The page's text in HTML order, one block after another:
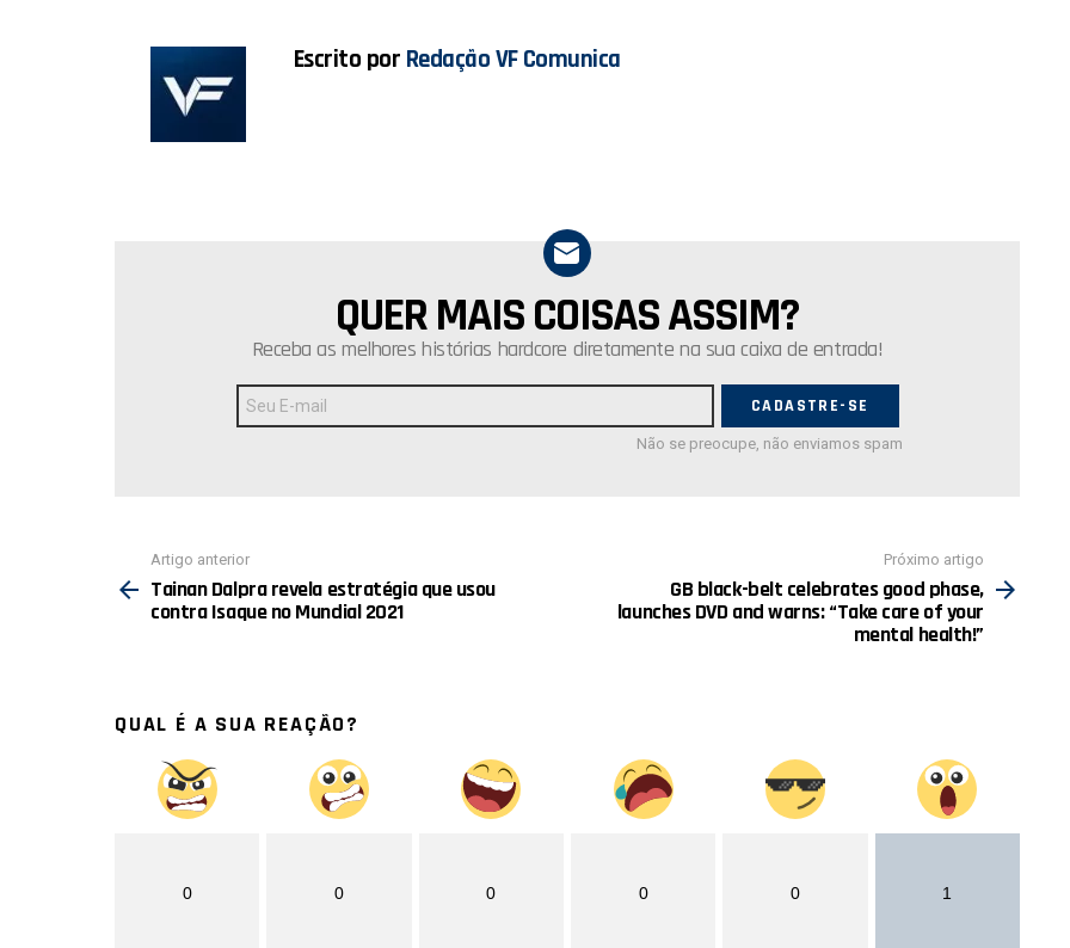
Escrito por Redação VF Comunica
QUER MAIS COISAS ASSIM?
Receba as melhores histórias hardcore diretamente na sua caixa de entrada!
de
E-
Não se preocupe, não enviamos spam
mais
Artigo anterior
Tainan Dalpra revela estratégia que usou
contra Isaque no Mundial 2021
Próximo artigo
GB black-belt celebrates good phase,
launches DVD and warns: “Take care of your
mental health!”
QUAL É A SUA REAÇÃO?
0 0 0 0 0 1